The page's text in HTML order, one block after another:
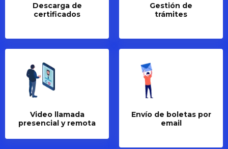
Descarga de
certificados
Gestión de
trámites
Video llamada
presencial y remota
Envío de boletas por
email